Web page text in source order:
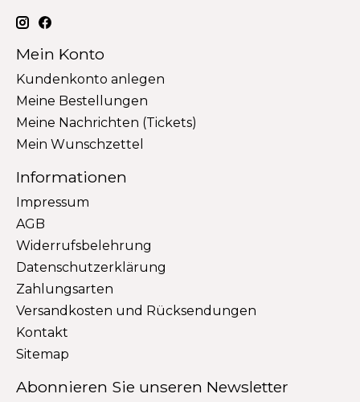
Mein Konto
Kundenkonto anlegen
Meine Bestellungen
Meine Nachrichten (Tickets)
Mein Wunschzettel
Informationen
Impressum
AGB
Widerrufsbelehrung
Datenschutzerklärung
Zahlungsarten
Versandkosten und Rücksendungen
Kontakt
Sitemap
Abonnieren Sie unseren Newsletter